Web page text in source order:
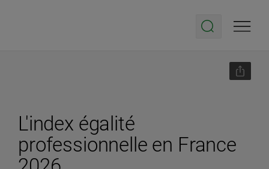
L'index égalité
professionnelle en France